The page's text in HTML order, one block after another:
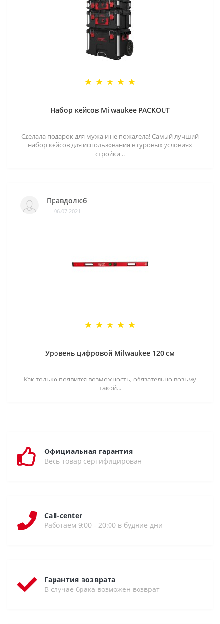
Набор кейсов Milwaukee PACKOUT
Сделала подарок для мужа и не пожалела! Самый лучший
набор кейсов для использования в суровых условиях
стройки ..
Правдолюб
06.07.2021
Уровень цифровой Milwaukee 120 см
Как только появится возможность, обязательно возьму
такой...
Официальная гарантия
Весь товар сертифицирован
Call-center
Работаем 9:00 - 20:00 в будние дни
Гарантия возврата
В случае брака возможен возврат